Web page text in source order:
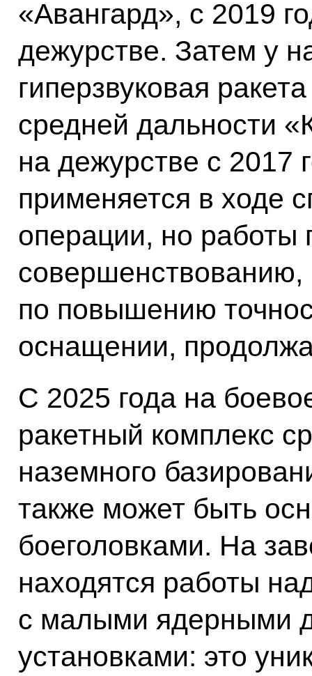
«Авангард», с 2019
дежурстве. Затем у
гиперзвуковая
средней дальности
на дежурстве с 2017
применяется в ходе
операции, но работы
совершенствованию,
по повышению
оснащении,
С 2025 года на
ракетный комплекс
наземного
также может быть
боеголовками. На
находятся работы
с малыми ядерными
установками: это